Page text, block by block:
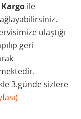
ile
ulaştığı
geri
3.günde sizlere